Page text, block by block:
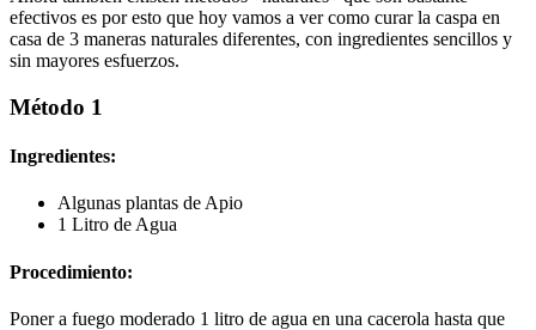
efectivos es por esto que hoy vamos a ver como curar la caspa en
casa de 3 maneras naturales diferentes, con ingredientes sencillos y
sin mayores esfuerzos.
Método 1
Ingredientes:
Algunas plantas de Apio
1 Litro de Agua
Procedimiento:
Poner a fuego moderado 1 litro de agua en una cacerola hasta que